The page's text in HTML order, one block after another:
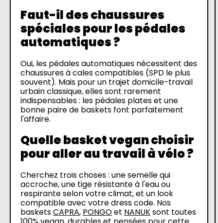
Faut-il des chaussures
spéciales pour les pédales
automatiques ?
Oui, les pédales automatiques nécessitent des
chaussures à cales compatibles (SPD le plus
souvent). Mais pour un trajet domicile-travail
urbain classique, elles sont rarement
indispensables : les pédales plates et une
bonne paire de baskets font parfaitement
l'affaire.
Quelle basket vegan choisir
pour aller au travail à vélo ?
Cherchez trois choses : une semelle qui
accroche, une tige résistante à l'eau ou
respirante selon votre climat, et un look
compatible avec votre dress code. Nos
basketsCAPRA, PONGOet NANUKsont toutes